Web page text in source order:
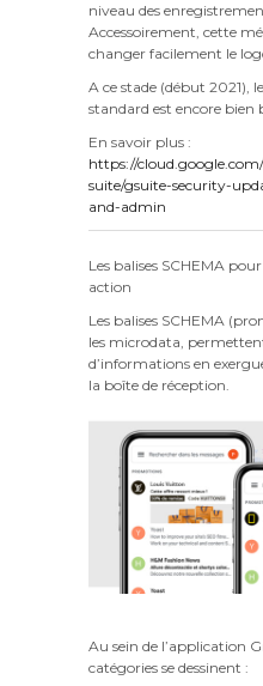
niveau des
Accessoirement, cette
changer facilement le
A ce stade (début 2021),
standard est encore
En savoir plus :
https://
suite/gsuite-security-
and-admin
Les balises SCHEMA
action
Les balises SCHEMA
les microdata,
d’informations en
la boîte de réception.
Au sein de l’application
catégories se dessinent :